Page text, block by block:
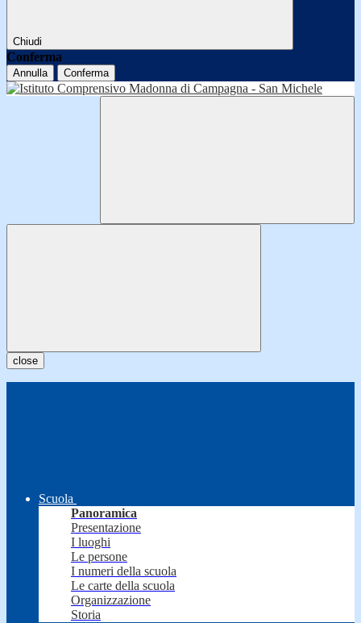
Chiudi
Conferma
Annulla Conferma
close
Scuola
Panoramica
Presentazione
I luoghi
Le persone
I numeri della scuola
Le carte della scuola
Organizzazione
Storia